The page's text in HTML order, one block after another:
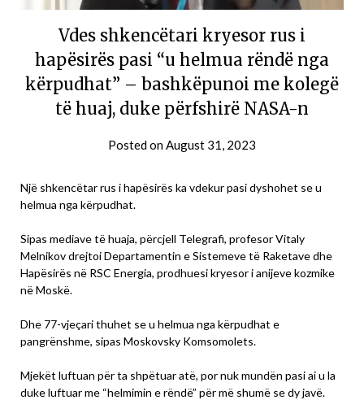
Vdes shkencëtari kryesor rus i
hapësirës pasi “u helmua rëndë nga
kërpudhat” – bashkëpunoi me kolegë
të huaj, duke përfshirë NASA-n
Posted onAugust 31, 2023
Një shkencëtar rus i hapësirës ka vdekur pasi dyshohet se u
helmua nga kërpudhat.
Sipas mediave të huaja, përcjell Telegrafi, profesor Vitaly
Melnikov drejtoi Departamentin e Sistemeve të Raketave dhe
Hapësirës në RSC Energia, prodhuesi kryesor i anijeve kozmike
në Moskë.
Dhe 77-vjeçari thuhet se u helmua nga kërpudhat e
pangrënshme, sipas Moskovsky Komsomolets.
Mjekët luftuan për ta shpëtuar atë, por nuk mundën pasi ai u la
duke luftuar me “helmimin e rëndë” për më shumë se dy javë.